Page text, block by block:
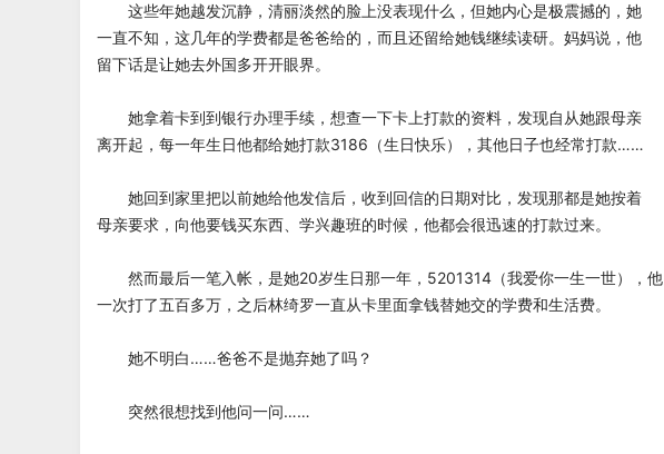
这些年她越发沉静，清丽淡然的脸上没表现什么，但她内心是极震撼的，她
一直不知，这几年的学费都是爸爸给的，而且还留给她钱继续读研。妈妈说，他
留下话是让她去外国多开开眼界。
她拿着卡到到银行办理手续，想查一下卡上打款的资料，发现自从她跟母亲
离开起，每一年生日他都给她打款3186（生日快乐），其他日子也经常打款……
她回到家里把以前她给他发信后，收到回信的日期对比，发现那都是她按着
母亲要求，向他要钱买东西、学兴趣班的时候，他都会很迅速的打款过来。
然而最后一笔入帐，是她20岁生日那一年，5201314（我爱你一生一世），他
一次打了五百多万，之后林绮罗一直从卡里面拿钱替她交的学费和生活费。
她不明白……爸爸不是抛弃她了吗？
突然很想找到他问一问……